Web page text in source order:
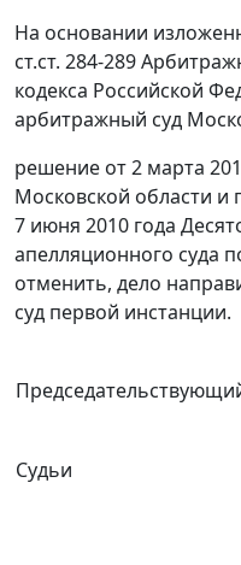
На основании
ст.ст. 284-289
кодекса Российской
арбитражный суд
решение от 2 марта
Московской области и
7 июня 2010 года
апелляционного суда
отменить, дело
суд первой инстанции.
Судьи